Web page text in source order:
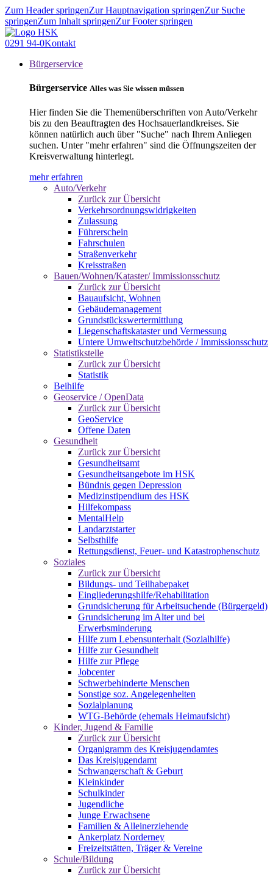
Zum Header springenZur Hauptnavigation springenZur Suche
springenZum Inhalt springenZur Footer springen
0291 94-0Kontakt
Bürgerservice
Bürgerservice Alles was Sie wissen müssen
Hier finden Sie die Themenüberschriften von Auto/Verkehr
bis zu den Beauftragten des Hochsauerlandkreises. Sie
können natürlich auch über "Suche" nach Ihrem Anliegen
suchen. Unter "mehr erfahren" sind die Öffnungszeiten der
Kreisverwaltung hinterlegt.
mehr erfahren
Auto/Verkehr
Zurück zur Übersicht
Verkehrsordnungswidrigkeiten
Zulassung
Führerschein
Fahrschulen
Straßenverkehr
Kreisstraßen
Bauen/Wohnen/Kataster/ Immissionsschutz
Zurück zur Übersicht
Bauaufsicht, Wohnen
Gebäudemanagement
Grundstückswertermittlung
Liegenschaftskataster und Vermessung
Untere Umweltschutzbehörde / Immissionsschutz
Statistikstelle
Zurück zur Übersicht
Statistik
Beihilfe
Geoservice / OpenData
Zurück zur Übersicht
GeoService
Offene Daten
Gesundheit
Zurück zur Übersicht
Gesundheitsamt
Gesundheitsangebote im HSK
Bündnis gegen Depression
Medizinstipendium des HSK
Hilfekompass
MentalHelp
Landarztstarter
Selbsthilfe
Rettungsdienst, Feuer- und Katastrophenschutz
Soziales
Zurück zur Übersicht
Bildungs- und Teilhabepaket
Eingliederungshilfe/Rehabilitation
Grundsicherung für Arbeitsuchende (Bürgergeld)
Grundsicherung im Alter und bei
Erwerbsminderung
Hilfe zum Lebensunterhalt (Sozialhilfe)
Hilfe zur Gesundheit
Hilfe zur Pflege
Jobcenter
Schwerbehinderte Menschen
Sonstige soz. Angelegenheiten
Sozialplanung
WTG-Behörde (ehemals Heimaufsicht)
Kinder, Jugend & Familie
Zurück zur Übersicht
Organigramm des Kreisjugendamtes
Das Kreisjugendamt
Schwangerschaft & Geburt
Kleinkinder
Schulkinder
Jugendliche
Junge Erwachsene
Familien & Alleinerziehende
Ankerplatz Norderney
Freizeitstätten, Träger & Vereine
Schule/Bildung
Zurück zur Übersicht